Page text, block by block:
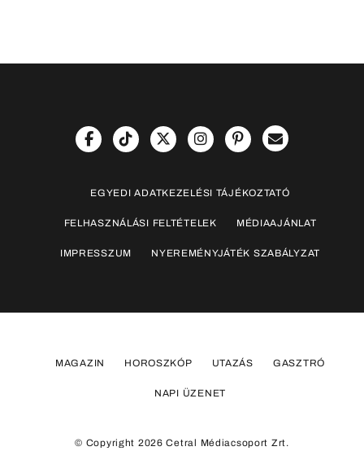
EGYEDI ADATKEZELÉSI TÁJÉKOZTATÓ
FELHASZNÁLÁSI FELTÉTELEK MÉDIAAJÁNLAT
IMPRESSZUM NYEREMÉNYJÁTÉK SZABÁLYZAT
MAGAZIN HOROSZKÓP UTAZÁS GASZTRÓ
NAPI ÜZENET
© Copyright 2026 Cetral Médiacsoport Zrt.